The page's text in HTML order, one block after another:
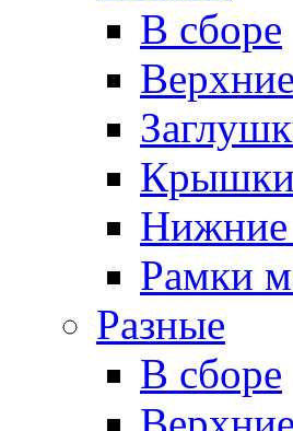
В сборе
Нижние
Рамки
Разные
В сборе